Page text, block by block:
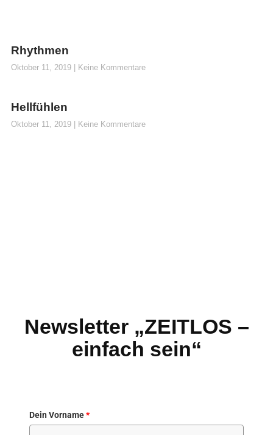
Rhythmen
Oktober 11, 2019 Keine Kommentare
Hellfühlen
Oktober 11, 2019 Keine Kommentare
Newsletter „ZEITLOS –
einfach sein“
Dein Vorname*